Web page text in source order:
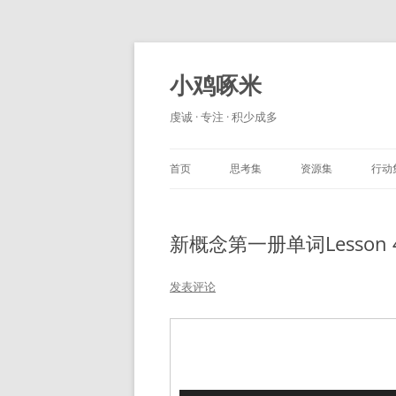
小鸡啄米
虔诚 · 专注 · 积少成多
首页 思考集 资源集 行动
新概念第一册单词Lesson
发表评论